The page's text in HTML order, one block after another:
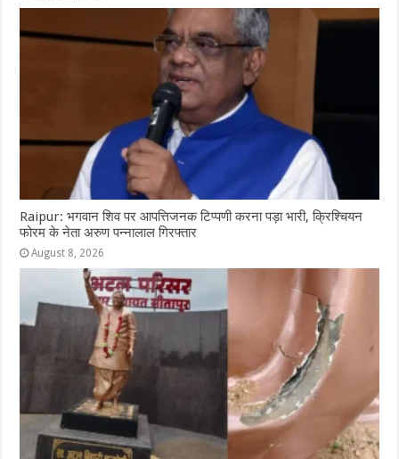
Raipur: भगवान शिव पर आपत्तिजनक टिप्पणी करना पड़ा भारी, क्रिश्चियन
फोरम के नेता अरुण पन्नालाल गिरफ्तार
August 8, 2026